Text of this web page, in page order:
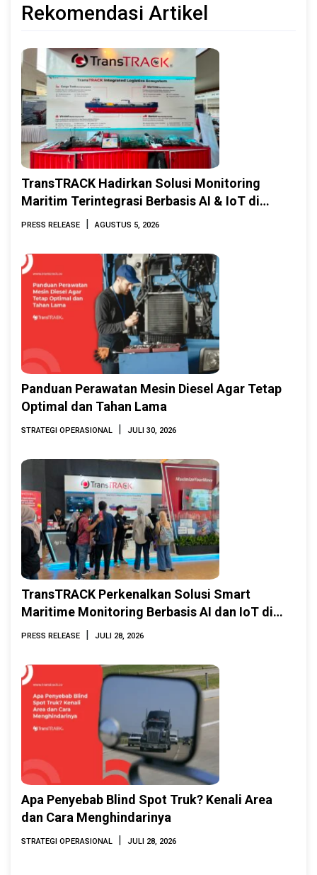
Rekomendasi Artikel
TransTRACK Hadirkan Solusi Monitoring
Maritim Terintegrasi Berbasis AI & IoT di
Indonesia Marine & Offshore Expo (IMOX)
PRESS RELEASE | AGUSTUS 5, 2026
Panduan Perawatan Mesin Diesel Agar Tetap
Optimal dan Tahan Lama
STRATEGI OPERASIONAL | JULI 30, 2026
TransTRACK Perkenalkan Solusi Smart
Maritime Monitoring Berbasis AI dan IoT di
INAMARINE 2026
PRESS RELEASE | JULI 28, 2026
Apa Penyebab Blind Spot Truk? Kenali Area
dan Cara Menghindarinya
STRATEGI OPERASIONAL | JULI 28, 2026